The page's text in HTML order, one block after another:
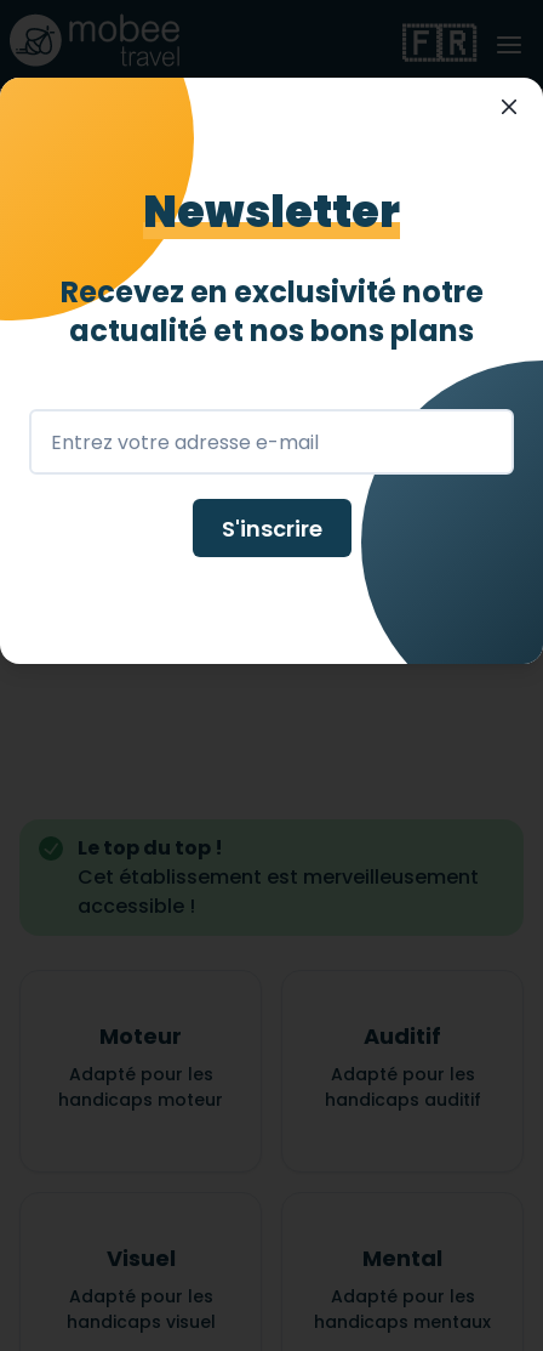
🇫🇷
Magnifique villa
adaptée PMR - en
Algarve, Portugal
Entièrement accessible4 abeilles/ 4
Loulé,PT
Le top du top !
Cet établissement est merveilleusement
accessible !
Moteur
Adapté pour les
handicaps moteur
Auditif
Adapté pour les
handicaps auditif
Visuel
Adapté pour les
handicaps visuel
Mental
Adapté pour les
handicaps mentaux
Newsletter
Recevez en exclusivité notre
actualité et nos bons plans
S'inscrire